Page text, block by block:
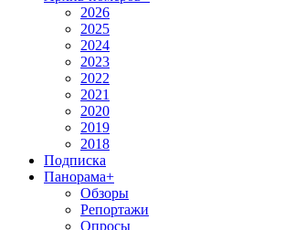
2026
2025
2024
2023
2022
2021
2020
2019
2018
Подписка
Панорама+
Обзоры
Репортажи
Опросы